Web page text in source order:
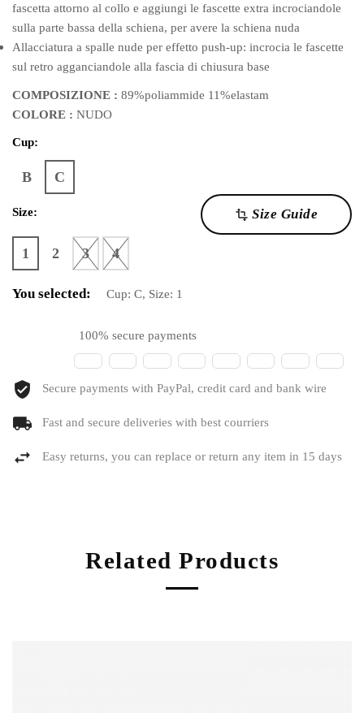
fascetta attorno al collo e aggiungi le fascette extra incrociandole
sulla parte bassa della schiena, per avere la schiena nuda
Allacciatura a spalle nude per effetto push-up: incrocia le fascette
sul retro agganciandole alla fascia di chiusura base
COMPOSIZIONE : 89%poliammide 11%elastam
COLORE : NUDO
Cup:
B C
transform Size Guide
Size:
1 2 3 4
You selected: Cup: C, Size: 1
100% secure payments
Secure payments with PayPal, credit card and bank wire
Fast and secure deliveries with best courriers
Easy returns, you can replace or return any item in 15 days
Related Products